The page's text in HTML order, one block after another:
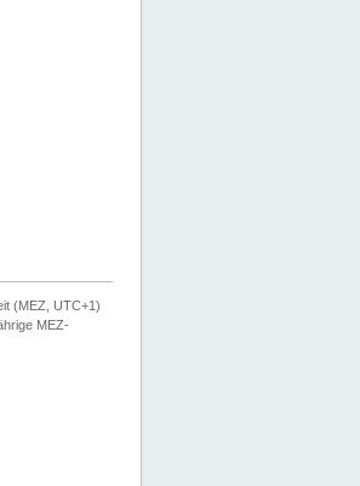
(MEZ, UTC+1)
MEZ-